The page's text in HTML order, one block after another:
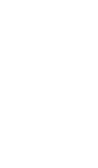
kunigų pareiškimas dėl